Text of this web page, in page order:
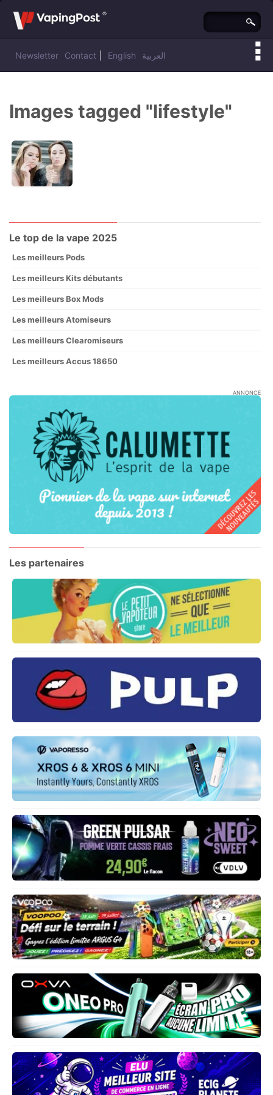
Newsletter Contact English العربية
Vous êtes ici :Vaping Post»
Images tagged "lifestyle"
Le top de la vape 2025
Les meilleurs Pods
Les meilleurs Kits débutants
Les meilleurs Box Mods
Les meilleurs Atomiseurs
Les meilleurs Clearomiseurs
Les meilleurs Accus 18650
ANNONCE
Les partenaires